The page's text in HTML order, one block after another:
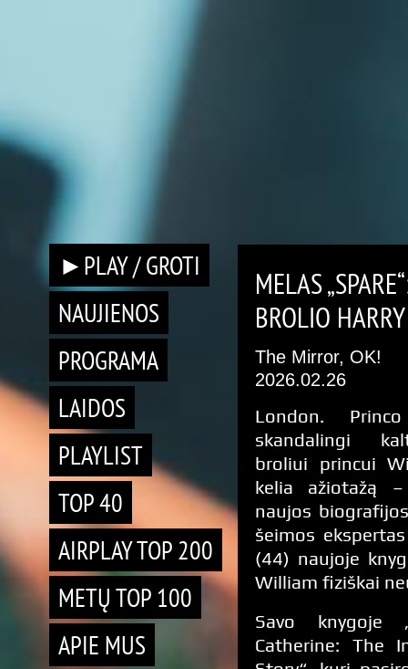
►PLAY / GROTI
NAUJIENOS
PROGRAMA
LAIDOS
PLAYLIST
TOP 40
AIRPLAY TOP 200
METŲ TOP 100
APIE MUS
MELAS
BROLIO HARRY
The Mirror, OK!
2026.02.26
London.
skandalingi
broliui princui
kelia ažiotažą
naujos
šeimos
(44) naujoje
William fiziškai
Savo knygoje
Catherine: The